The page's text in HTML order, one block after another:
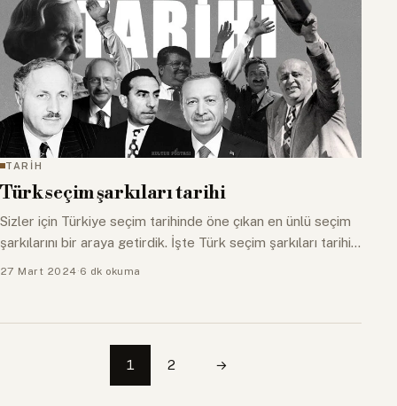
TARİH
Türk seçim şarkıları tarihi
Sizler için Türkiye seçim tarihinde öne çıkan en ünlü seçim
şarkılarını bir araya getirdik. İşte Türk seçim şarkıları tarihi...
27 Mart 2024·6 dk okuma
1 2 Sonraki
→